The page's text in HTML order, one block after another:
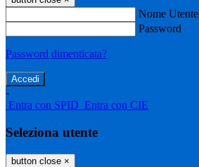
Nome Utente
Password
Password dimenticata?
-
Entra con SPID Entra con CIE
Seleziona utente
button close ×